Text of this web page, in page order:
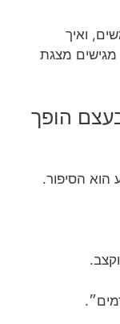
ואיך
מגישים מצגת
הופך
הוא הסיפור.